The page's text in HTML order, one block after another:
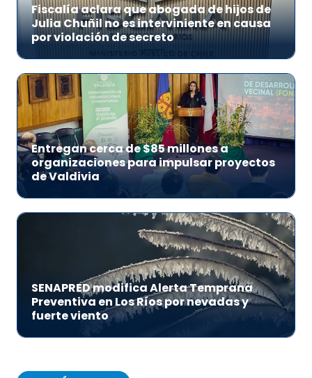
Fiscalía aclara que abogada de hijos de
Julia Chuñil no es interviniente en causa
por violación de secreto
Entregan cerca de $85 millones a
organizaciones para impulsar proyectos
de Valdivia
SENAPRED modifica Alerta Temprana
Preventiva en Los Ríos por nevadas y
fuerte viento